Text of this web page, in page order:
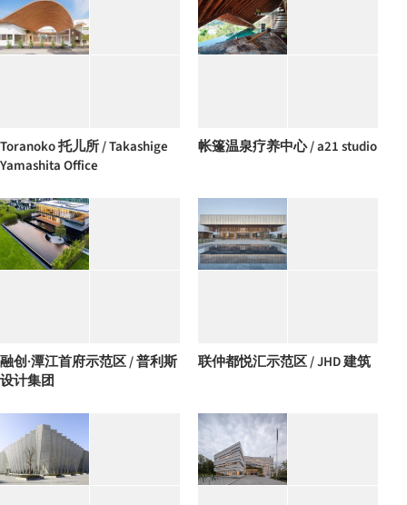
Toranoko 托儿所 / Takashige
Yamashita Office
帐篷温泉疗养中心 / a21 studio
融创·潭江首府示范区 / 普利斯
设计集团
联仲都悦汇示范区 / JHD 建筑